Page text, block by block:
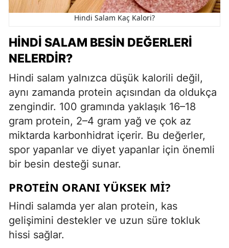
Hindi Salam Kaç Kalori?
HINDI SALAM BESIN DEĞERLERI
NELERDIR?
Hindi salam yalnızca düşük kalorili değil,
aynı zamanda protein açısından da oldukça
zengindir. 100 gramında yaklaşık 16–18
gram protein, 2–4 gram yağ ve çok az
miktarda karbonhidrat içerir. Bu değerler,
spor yapanlar ve diyet yapanlar için önemli
bir besin desteği sunar.
PROTEIN ORANI YÜKSEK MI?
Hindi salamda yer alan protein, kas
gelişimini destekler ve uzun süre tokluk
hissi sağlar.